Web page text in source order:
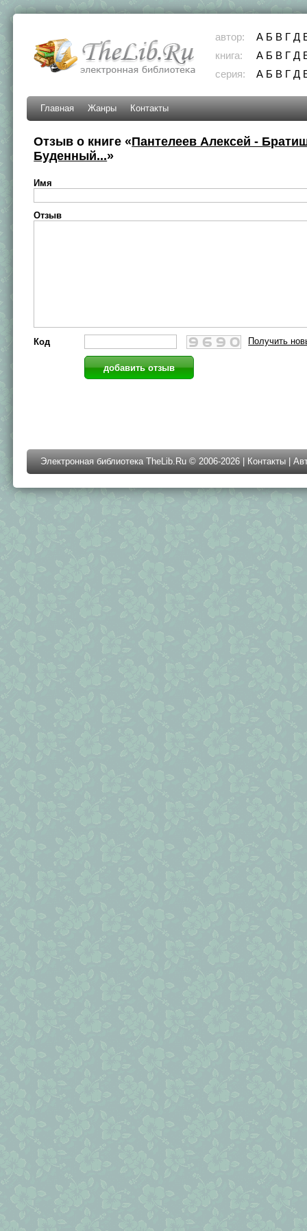
автор: А Б В Г Д
книга:
А Б В Г Д
серия:
А Б В Г Д
Главная Жанры Контакты
Отзыв о книге «Пантелеев Алексей -
Буденный...»
Имя
Отзыв
Код Получить
Электронная библиотека TheLib.Ru © 2006-2026 | Контакты |